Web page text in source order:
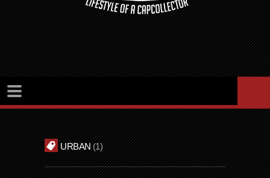
URBAN 1